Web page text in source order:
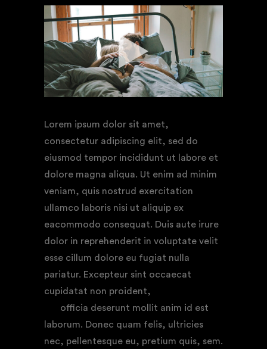
Lorem ipsum dolor sit amet,
consectetur adipiscing elit, sed do
eiusmod tempor incididunt ut labore et
dolore magna aliqua. Ut enim ad minim
veniam, quis nostrud exercitation
ullamco laboris nisi ut aliquip ex
eacommodo consequat. Duis aute irure
dolor in reprehenderit in voluptate velit
esse cillum dolore eu fugiat nulla
pariatur. Excepteur sint occaecat
cupidatat non proident,
officia deserunt mollit anim id est
laborum. Donec quam felis, ultricies
nec, pellentesque eu, pretium quis, sem.